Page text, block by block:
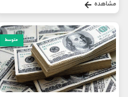
مشاهده
متوسط